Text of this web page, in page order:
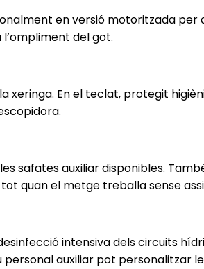
en versió motoritzada
del got.
xeringa. En el teclat, protegit
safates auxiliar disponibles.
quan el metge treballa sense
intensiva dels circuits
auxiliar pot personalitzar